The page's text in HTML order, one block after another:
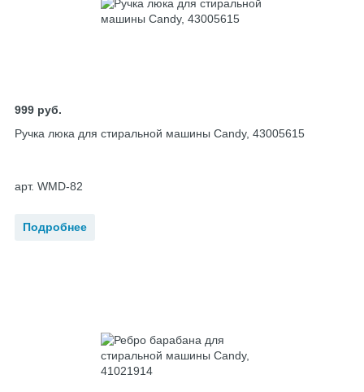
999 руб.
Ручка люка для стиральной машины Candy, 43005615
арт. WMD-82
Подробнее